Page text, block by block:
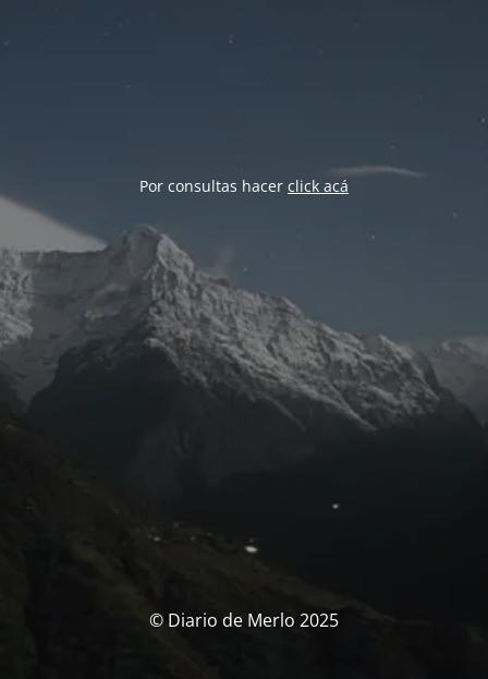
Por consultas hacer click acá
© Diario de Merlo 2025